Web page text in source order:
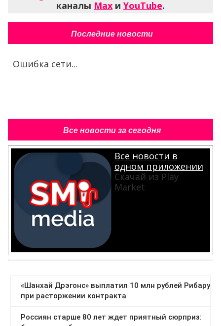
каналы Max и YouTube.
Последние новости
Ошибка сети...
Все новости за сегодня
Все новости в
одном приложении
Скачай из Play
Market